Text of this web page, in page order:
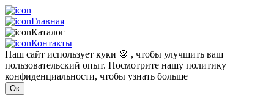
Главная
Каталог
Контакты
Наш сайт использует куки 🍪 , чтобы улучшить ваш
пользовательский опыт. Посмотрите нашу политику
конфиденциальности, чтобы узнать больше
Ок